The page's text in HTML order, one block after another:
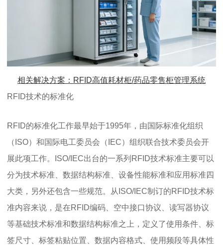
相关解决方案：RFID高值耗材柜/药品零售柜管理系统
RFID技术的标准化
RFID的标准化工作最早始于1995年，由国际标准化组织
（ISO）和国际电工委员会（IEC）组织联合技术委员会开
展此项工作。ISO/IEC出台的一系列RFID技术标准主要可以
分为技术标准、数据结构标准、设备性能标准和应用标准四
大类，另外还包含一些规范。从ISO/IEC制订的RFID技术标
准内容来说，是在RFID编码、空中接口协议、读写器协议
等基础技术标准和数据结构标准之上，定义了使用条件、标
签尺寸、标签粘贴位置、数据内容格式、使用频段等具体性